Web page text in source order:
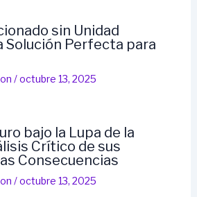
sin Unidad
Solución Perfecta para
/octubre 13, 2025
bajo la Lupa de la
Crítico de sus
Consecuencias
/octubre 13, 2025